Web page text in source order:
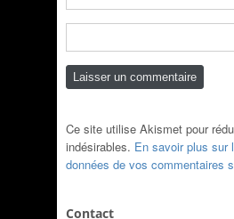
Ce site utilise Akismet pour
indésirables. En savoir plus sur
données de vos commentaires
Contact